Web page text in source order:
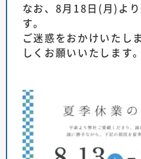
なお、8月18日(月)よ
す。
ご迷惑をおかけいたし
しくお願いいたします。